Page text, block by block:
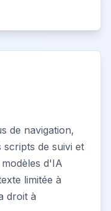
de navigation,
scripts de suivi et
d'IA
limitée à
droit à